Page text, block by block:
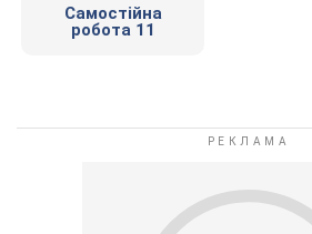
Самостійна
робота 11